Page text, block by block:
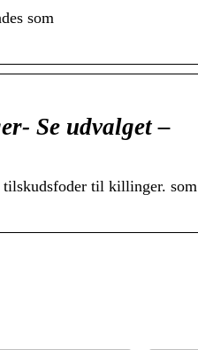
som
Se udvalget –
til killinger. som